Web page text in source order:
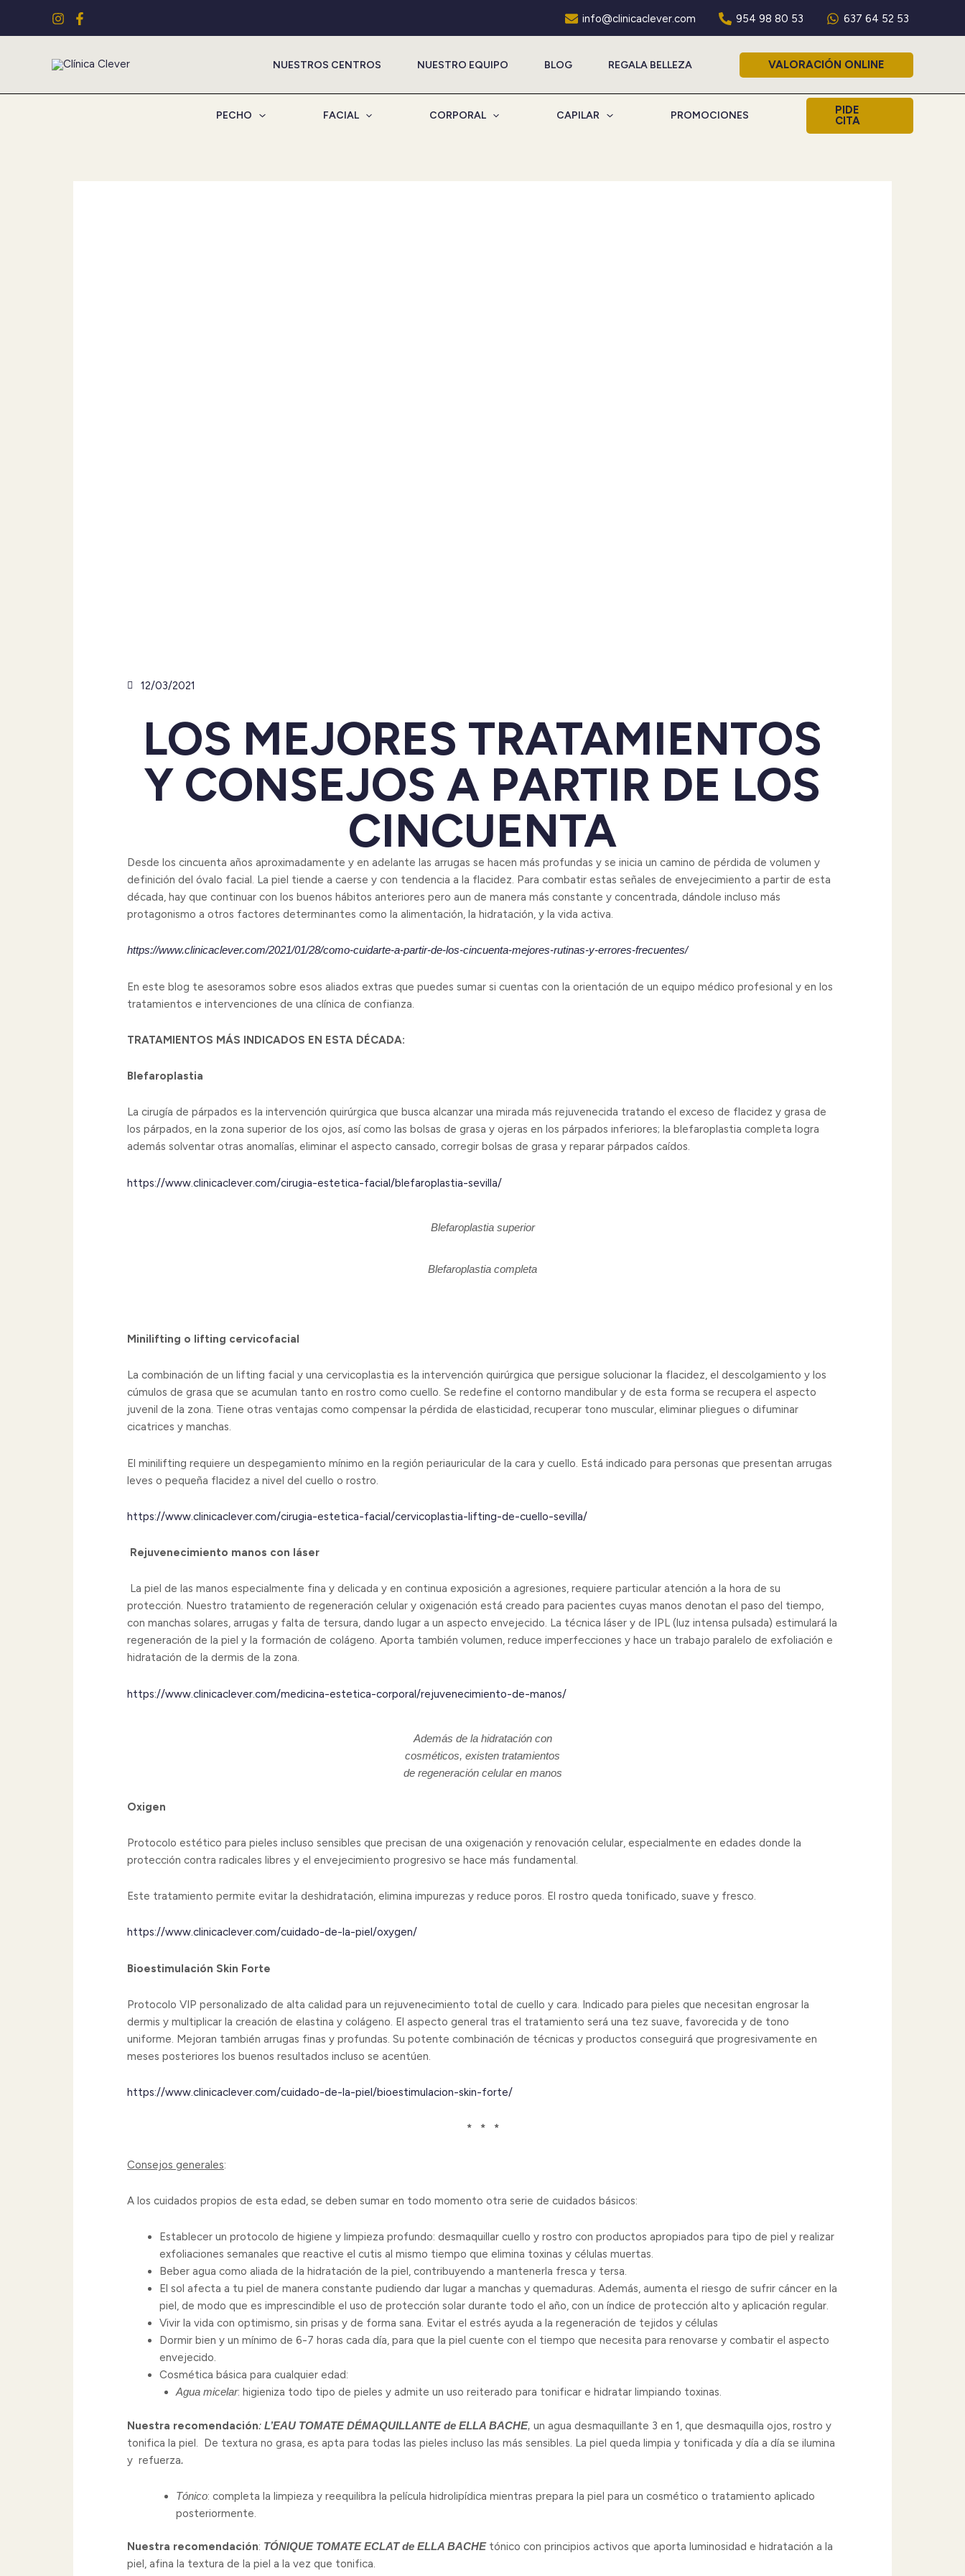
info@clinicaclever.com 954 98 80 53 637 64 52 53
NUESTROS CENTROS NUESTRO EQUIPO BLOG REGALA BELLEZA VALORACIÓN ONLINE
PECHO FACIAL CORPORAL CAPILAR PROMOCIONES
PIDE
CITA
12/03/2021
LOS MEJORES TRATAMIENTOS
Y CONSEJOS A PARTIR DE LOS
CINCUENTA
Desde los cincuenta años aproximadamente y en adelante las arrugas se hacen más profundas y se inicia un camino de pérdida de volumen y
definición del óvalo facial. La piel tiende a caerse y con tendencia a la flacidez. Para combatir estas señales de envejecimiento a partir de esta
década, hay que continuar con los buenos hábitos anteriores pero aun de manera más constante y concentrada, dándole incluso más
protagonismo a otros factores determinantes como la alimentación, la hidratación, y la vida activa.
https://www.clinicaclever.com/2021/01/28/como-cuidarte-a-partir-de-los-cincuenta-mejores-rutinas-y-errores-frecuentes/
En este blog te asesoramos sobre esos aliados extras que puedes sumar si cuentas con la orientación de un equipo médico profesional y en los
tratamientos e intervenciones de una clínica de confianza.
TRATAMIENTOS MÁS INDICADOS EN ESTA DÉCADA:
Blefaroplastia
La cirugía de párpados es la intervención quirúrgica que busca alcanzar una mirada más rejuvenecida tratando el exceso de flacidez y grasa de
los párpados, en la zona superior de los ojos, así como las bolsas de grasa y ojeras en los párpados inferiores; la blefaroplastia completa logra
además solventar otras anomalías, eliminar el aspecto cansado, corregir bolsas de grasa y reparar párpados caídos.
https://www.clinicaclever.com/cirugia-estetica-facial/blefaroplastia-sevilla/
Blefaroplastia superior
Blefaroplastia completa
Minilifting o lifting cervicofacial
La combinación de un lifting facial y una cervicoplastia es la intervención quirúrgica que persigue solucionar la flacidez, el descolgamiento y los
cúmulos de grasa que se acumulan tanto en rostro como cuello. Se redefine el contorno mandibular y de esta forma se recupera el aspecto
juvenil de la zona. Tiene otras ventajas como compensar la pérdida de elasticidad, recuperar tono muscular, eliminar pliegues o difuminar
cicatrices y manchas.
El minilifting requiere un despegamiento mínimo en la región periauricular de la cara y cuello. Está indicado para personas que presentan arrugas
leves o pequeña flacidez a nivel del cuello o rostro.
https://www.clinicaclever.com/cirugia-estetica-facial/cervicoplastia-lifting-de-cuello-sevilla/
Rejuvenecimiento manos con láser
La piel de las manos especialmente fina y delicada y en continua exposición a agresiones, requiere particular atención a la hora de su
protección. Nuestro tratamiento de regeneración celular y oxigenación está creado para pacientes cuyas manos denotan el paso del tiempo,
con manchas solares, arrugas y falta de tersura, dando lugar a un aspecto envejecido. La técnica láser y de IPL (luz intensa pulsada) estimulará la
regeneración de la piel y la formación de colágeno. Aporta también volumen, reduce imperfecciones y hace un trabajo paralelo de exfoliación e
hidratación de la dermis de la zona.
https://www.clinicaclever.com/medicina-estetica-corporal/rejuvenecimiento-de-manos/
Además de la hidratación con
cosméticos, existen tratamientos
de regeneración celular en manos
Oxigen
Protocolo estético para pieles incluso sensibles que precisan de una oxigenación y renovación celular, especialmente en edades donde la
protección contra radicales libres y el envejecimiento progresivo se hace más fundamental.
Este tratamiento permite evitar la deshidratación, elimina impurezas y reduce poros. El rostro queda tonificado, suave y fresco.
https://www.clinicaclever.com/cuidado-de-la-piel/oxygen/
Bioestimulación Skin Forte
Protocolo VIP personalizado de alta calidad para un rejuvenecimiento total de cuello y cara. Indicado para pieles que necesitan engrosar la
dermis y multiplicar la creación de elastina y colágeno. El aspecto general tras el tratamiento será una tez suave, favorecida y de tono
uniforme. Mejoran también arrugas finas y profundas. Su potente combinación de técnicas y productos conseguirá que progresivamente en
meses posteriores los buenos resultados incluso se acentúen.
https://www.clinicaclever.com/cuidado-de-la-piel/bioestimulacion-skin-forte/
* * *
Consejos generales:
A los cuidados propios de esta edad, se deben sumar en todo momento otra serie de cuidados básicos:
Establecer un protocolo de higiene y limpieza profundo: desmaquillar cuello y rostro con productos apropiados para tipo de piel y realizar
exfoliaciones semanales que reactive el cutis al mismo tiempo que elimina toxinas y células muertas.
Beber agua como aliada de la hidratación de la piel, contribuyendo a mantenerla fresca y tersa.
El sol afecta a tu piel de manera constante pudiendo dar lugar a manchas y quemaduras. Además, aumenta el riesgo de sufrir cáncer en la
piel, de modo que es imprescindible el uso de protección solar durante todo el año, con un índice de protección alto y aplicación regular.
Vivir la vida con optimismo, sin prisas y de forma sana. Evitar el estrés ayuda a la regeneración de tejidos y células
Dormir bien y un mínimo de 6-7 horas cada día, para que la piel cuente con el tiempo que necesita para renovarse y combatir el aspecto
envejecido.
Cosmética básica para cualquier edad:
Agua micelar: higieniza todo tipo de pieles y admite un uso reiterado para tonificar e hidratar limpiando toxinas.
Nuestra recomendación: L’EAU TOMATE DÉMAQUILLANTE de ELLA BACHE, un agua desmaquillante 3 en 1, que desmaquilla ojos, rostro y
tonifica la piel. De textura no grasa, es apta para todas las pieles incluso las más sensibles. La piel queda limpia y tonificada y día a día se ilumina
y refuerza.
Tónico: completa la limpieza y reequilibra la película hidrolipídica mientras prepara la piel para un cosmético o tratamiento aplicado
posteriormente.
Nuestra recomendación: TÓNIQUE TOMATE ECLAT de ELLA BACHEtónico con principios activos que aporta luminosidad e hidratación a la
piel, afina la textura de la piel a la vez que tonifica.